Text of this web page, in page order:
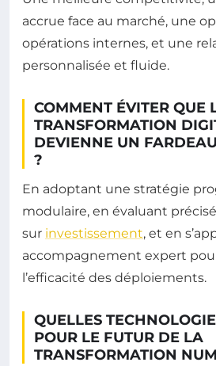
accrue face au marché, une
opérations internes, et une
personnalisée et fluide.
COMMENT ÉVITER QUE
TRANSFORMATION
DEVIENNE UN
?
En adoptant une stratégie
modulaire, en évaluant
sur investissement, et en
accompagnement expert
l’efficacité des déploiements.
QUELLES
POUR LE FUTUR DE LA
TRANSFORMATION